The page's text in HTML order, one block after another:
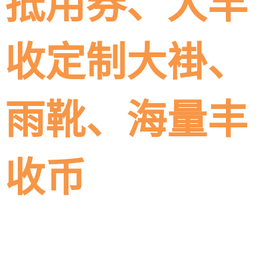
收定制大褂、
雨靴、海量丰
收币